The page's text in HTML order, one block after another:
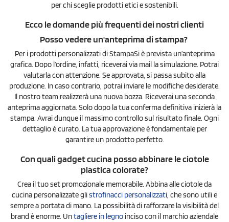
per chi sceglie prodotti etici e sostenibili.
Ecco le domande più frequenti dei nostri clienti
Posso vedere un'anteprima di stampa?
Per i prodotti personalizzati di StampaSi è prevista un’anteprima
grafica. Dopo l’ordine, infatti, riceverai via mail la simulazione. Potrai
valutarla con attenzione. Se approvata, si passa subito alla
produzione. In caso contrario, potrai inviare le modifiche desiderate.
Il nostro team realizzerà una nuova bozza. Riceverai una seconda
anteprima aggiornata. Solo dopo la tua conferma definitiva inizierà la
stampa. Avrai dunque il massimo controllo sul risultato finale. Ogni
dettaglio è curato. La tua approvazione è fondamentale per
garantire un prodotto perfetto.
Con quali gadget cucina posso abbinare le ciotole
plastica colorate?
Crea il tuo set promozionale memorabile. Abbina alle ciotole da
cucina personalizzate glistrofinacci personalizzati, che sono utili e
sempre a portata di mano. La possibilità di rafforzare la visibilità del
brand è enorme. Untagliere in legno inciso con il marchio aziendale